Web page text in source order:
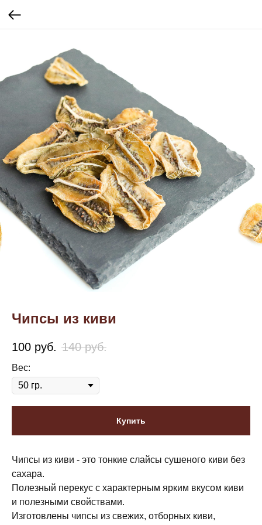
Чипсы из киви
100 руб. 140 руб.
Вес:
Купить
Чипсы из киви - это тонкие слайсы сушеного киви без
сахара.
Полезный перекус с характерным ярким вкусом киви
и полезными свойствами.
Изготовлены чипсы из свежих, отборных киви,